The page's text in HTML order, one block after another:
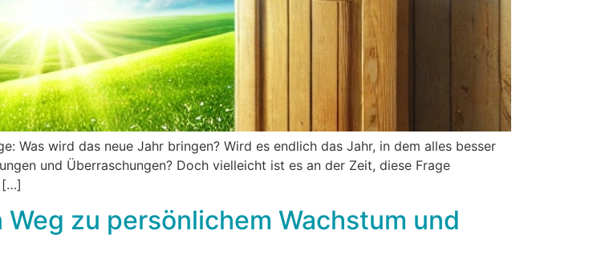
Was wird das neue Jahr bringen? Wird es endlich das Jahr, in dem alles besser
und Überraschungen? Doch vielleicht ist es an der Zeit, diese Frage
[…]
zu persönlichem Wachstum und